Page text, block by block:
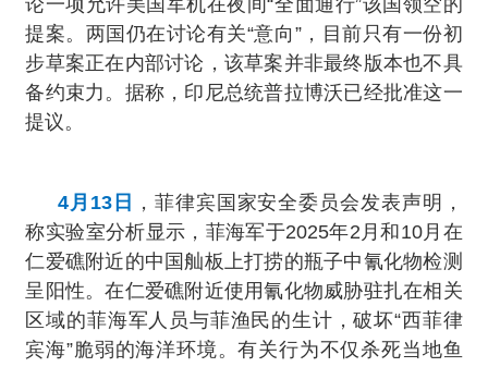
论一项允许美国军机在夜间“全面通行”该国领空的
提案。两国仍在讨论有关“意向”，目前只有一份初
步草案正在内部讨论，该草案并非最终版本也不具
备约束力。据称，印尼总统普拉博沃已经批准这一
提议。
4月13日
，菲律宾国家安全委员会发表声明，
称实验室分析显示，菲海军于2025年2月和10月在
仁爱礁附近的中国舢板上打捞的瓶子中氰化物检测
呈阳性。在仁爱礁附近使用氰化物威胁驻扎在相关
区域的菲海军人员与菲渔民的生计，破坏“西菲律
宾海”脆弱的海洋环境。有关行为不仅杀死当地鱼